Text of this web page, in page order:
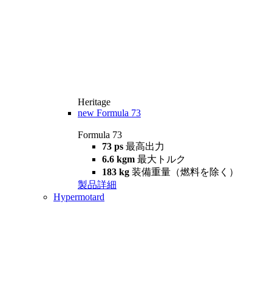
Heritage
new Formula 73
Formula 73
73 ps 最高出力
6.6 kgm 最大トルク
183 kg 装備重量（燃料を除く）
製品詳細
Hypermotard